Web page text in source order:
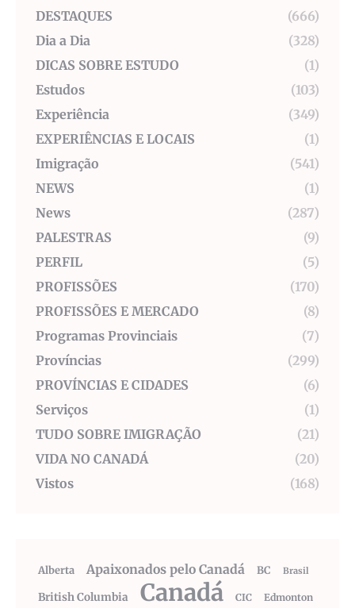
DESTAQUES
(666)
Dia a Dia
(328)
DICAS SOBRE ESTUDO
(1)
Estudos
(103)
Experiência
(349)
EXPERIÊNCIAS E LOCAIS
(1)
Imigração
(541)
NEWS
(1)
News
(287)
PALESTRAS
(9)
PERFIL
(5)
PROFISSÕES
(170)
PROFISSÕES E MERCADO
(8)
Programas Provinciais
(7)
Províncias
(299)
PROVÍNCIAS E CIDADES
(6)
Serviços
(1)
TUDO SOBRE IMIGRAÇÃO
(21)
VIDA NO CANADÁ
(20)
Vistos
(168)
Alberta Apaixonados pelo Canadá BC Brasil
British Columbia Canadá CIC
Edmonton